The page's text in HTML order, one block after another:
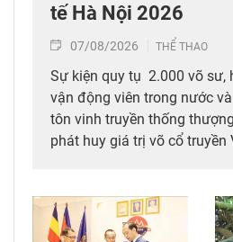
tế Hà Nội 2026
07/08/2026 THỂ THAO
Sự kiện quy tụ 2.000 võ sư,
vận động viên trong nước
tôn vinh truyền thống
phát huy giá trị võ cổ truyền